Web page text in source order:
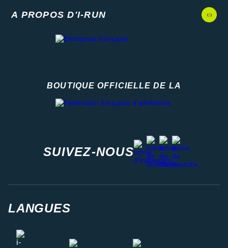
A PROPOS D'I-RUN
BOUTIQUE OFFICIELLE DE LA
SUIVEZ-NOUS
instagram
facebook
stravayoutube
LANGUES